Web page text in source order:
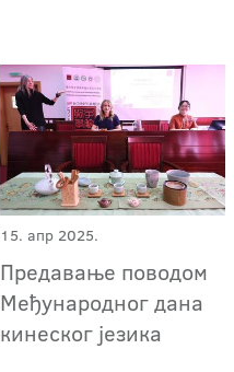
15. апр 2025.
Предавање поводом
Међународног дана
кинеског језика